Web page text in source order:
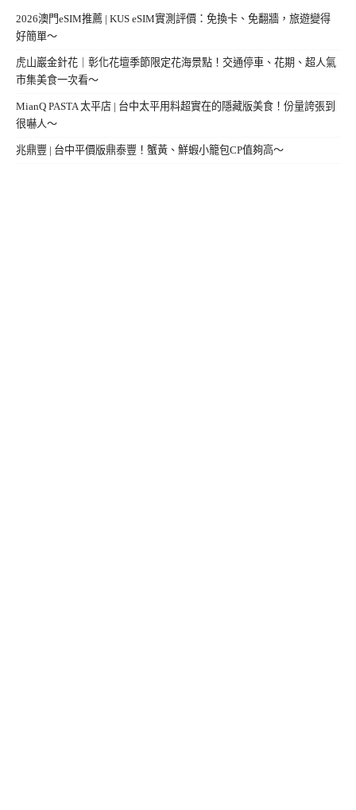
2026澳門eSIM推薦 | KUS eSIM實測評價：免換卡、免翻牆，旅遊變得
好簡單～
虎山巖金針花｜彰化花壇季節限定花海景點！交通停車、花期、超人氣
市集美食一次看～
MianQ PASTA 太平店 | 台中太平用料超實在的隱藏版美食！份量誇張到
很嚇人～
兆鼎豐 | 台中平價版鼎泰豐！蟹黃、鮮蝦小籠包CP值夠高～